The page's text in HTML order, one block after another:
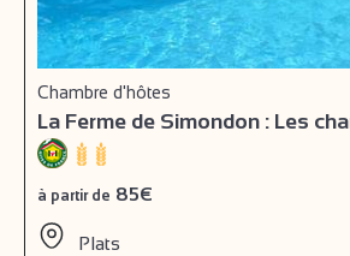
Chambre d'hôtes
La Ferme de Simondon : Les
à partir de 85€
Plats